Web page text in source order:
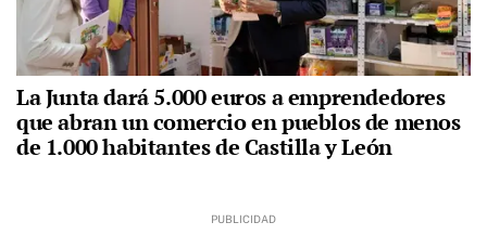
La Junta dará 5.000 euros a emprendedores
que abran un comercio en pueblos de menos
de 1.000 habitantes de Castilla y León